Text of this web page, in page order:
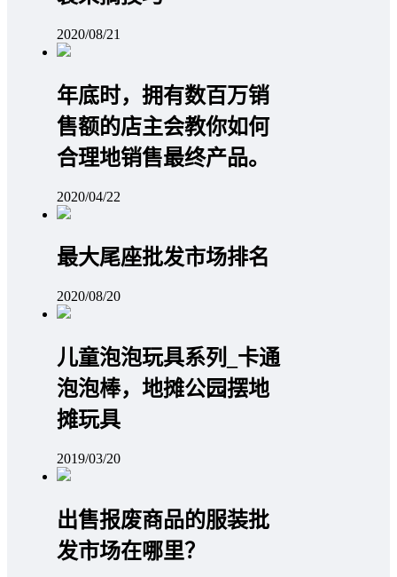
2020/08/21
年底时，拥有数百万销
售额的店主会教你如何
合理地销售最终产品。
2020/04/22
最大尾座批发市场排名
2020/08/20
儿童泡泡玩具系列_卡通
泡泡棒，地摊公园摆地
摊玩具
2019/03/20
出售报废商品的服装批
发市场在哪里？